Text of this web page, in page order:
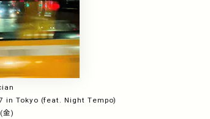
in Tokyo (feat. Night Tempo)
(金)